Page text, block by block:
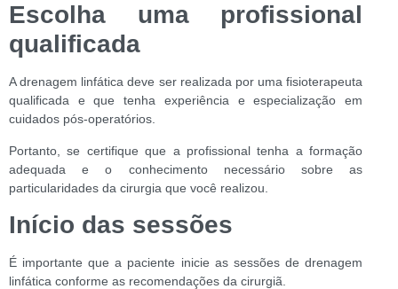
Escolha uma profissional
qualificada
A drenagem linfática deve ser realizada por uma fisioterapeuta
qualificada e que tenha experiência e especialização em
cuidados pós-operatórios.
Portanto, se certifique que a profissional tenha a formação
adequada e o conhecimento necessário sobre as
particularidades da cirurgia que você realizou.
Início das sessões
É importante que a paciente inicie as sessões de drenagem
linfática conforme as recomendações da cirurgiã.